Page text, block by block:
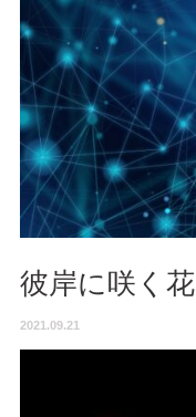
彼岸に咲く花
2021.09.21